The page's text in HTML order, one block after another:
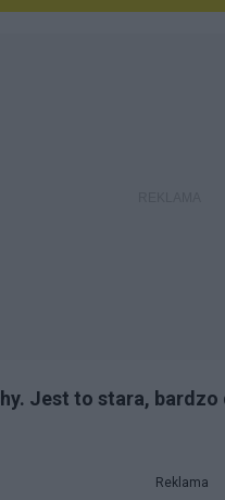
Jest to stara,
Reklama